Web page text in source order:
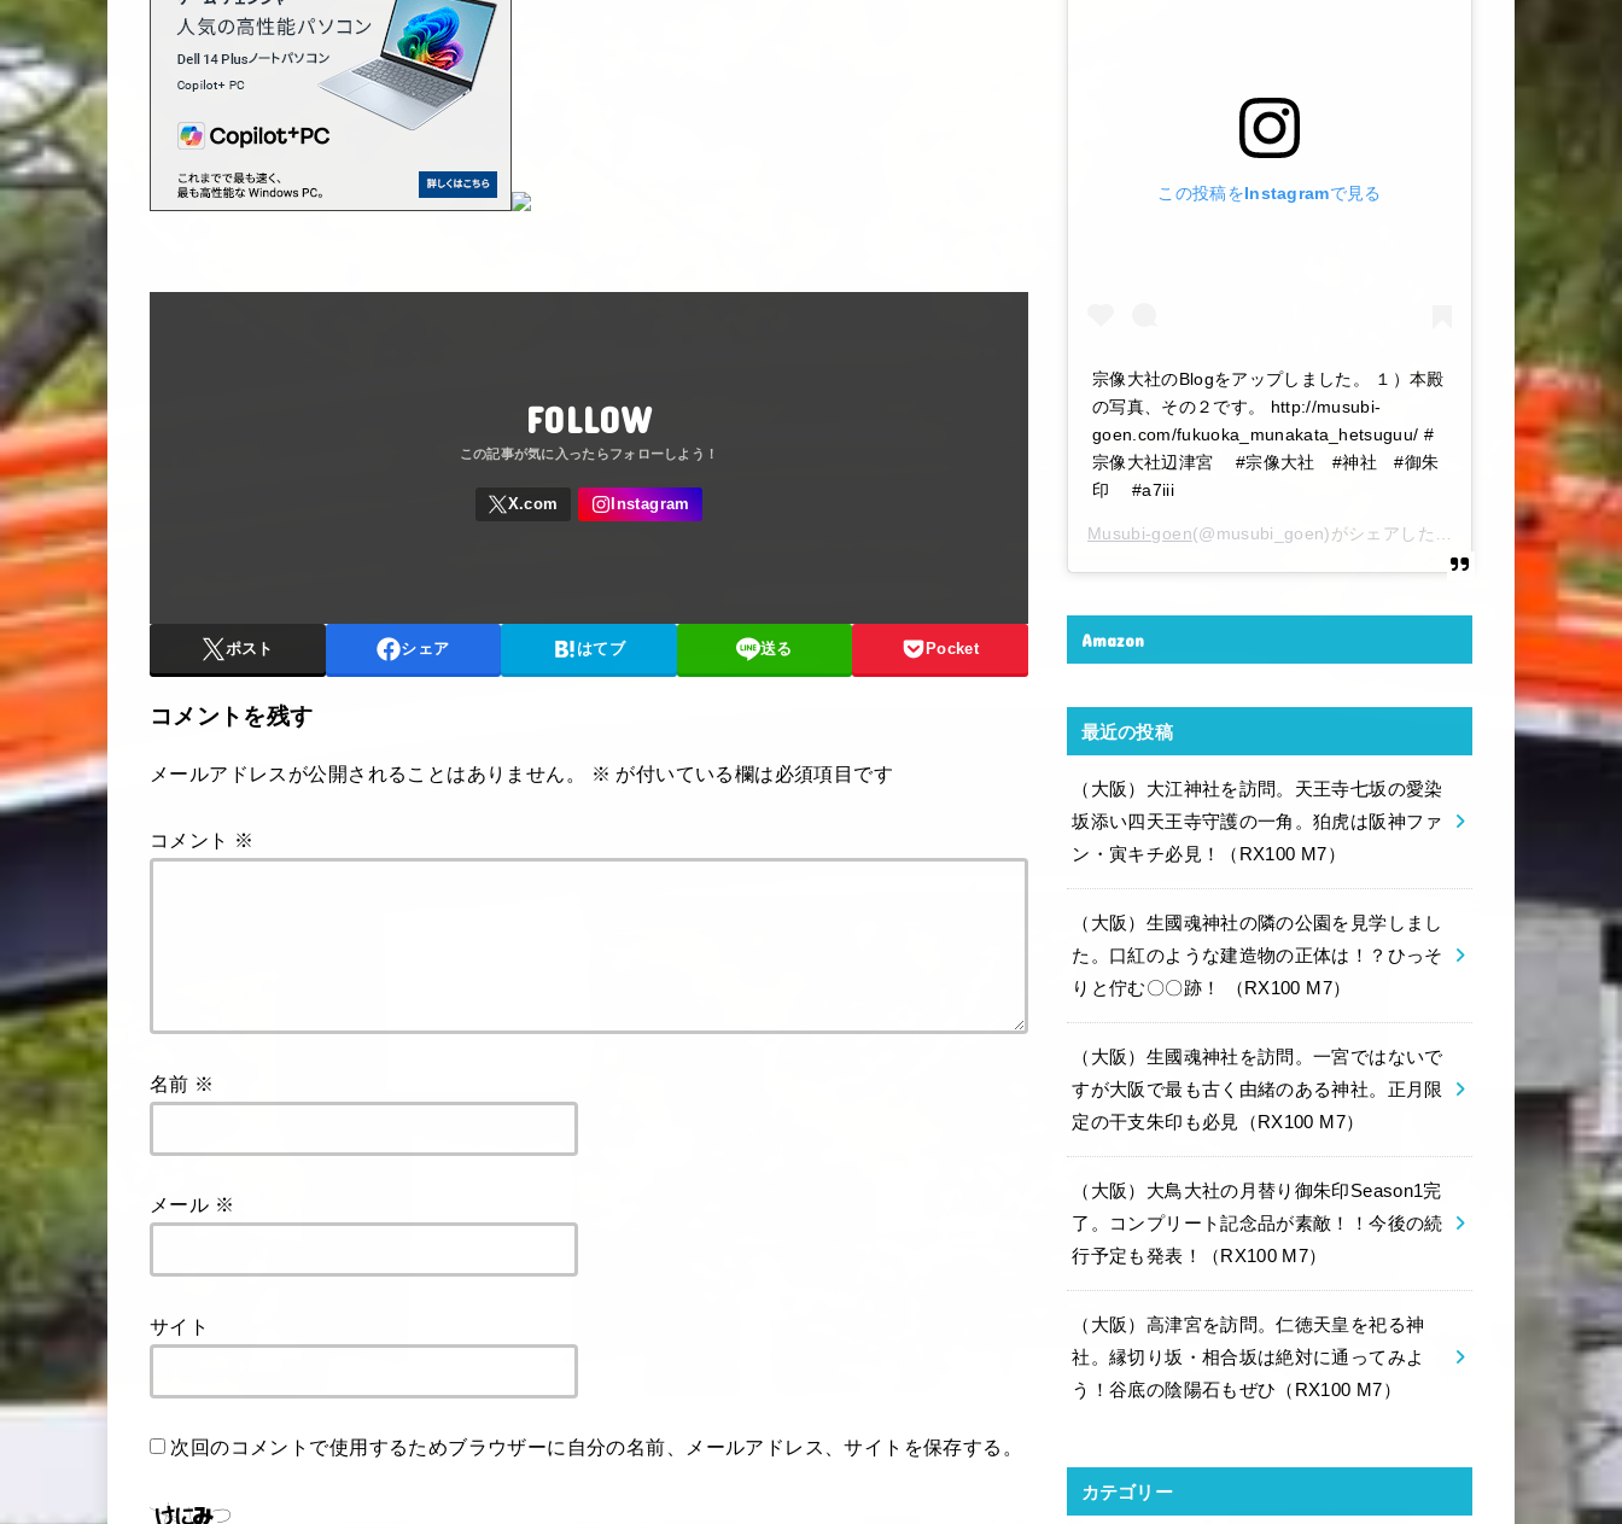
FOLLOW
ポスト シェア はてブ 送る Pocket
コメントを残す
メールアドレスが公開されることはありません。 ※ が付いている欄は必須項目です
コメント ※
名前 ※
メール ※
サイト
次回のコメントで使用するためブラウザーに自分の名前、メールアドレス、サイトを保存する。
この投稿をInstagramで見る
宗像大社のBlogをアップしました。 １）本殿
の写真、その２です。 http://musubi-
goen.com/fukuoka_munakata_hetsuguu/ #
宗像大社辺津宮 #宗像大社 #神社 #御朱
印 #a7iii
Musubi-goen(@musubi_goen)がシェアした投稿 – 2020年 6月月6
Amazon
最近の投稿
（大阪）大江神社を訪問。天王寺七坂の愛染
坂添い四天王寺守護の一角。狛虎は阪神ファ
ン・寅キチ必見！（RX100 M7）
（大阪）生國魂神社の隣の公園を見学しまし
た。口紅のような建造物の正体は！？ひっそ
りと佇む〇〇跡！ （RX100 M7）
（大阪）生國魂神社を訪問。一宮ではないで
すが大阪で最も古く由緒のある神社。正月限
定の干支朱印も必見（RX100 M7）
（大阪）大鳥大社の月替り御朱印Season1完
了。コンプリート記念品が素敵！！今後の続
行予定も発表！（RX100 M7）
（大阪）高津宮を訪問。仁徳天皇を祀る神
社。縁切り坂・相合坂は絶対に通ってみよ
う！谷底の陰陽石もぜひ（RX100 M7）
カテゴリー